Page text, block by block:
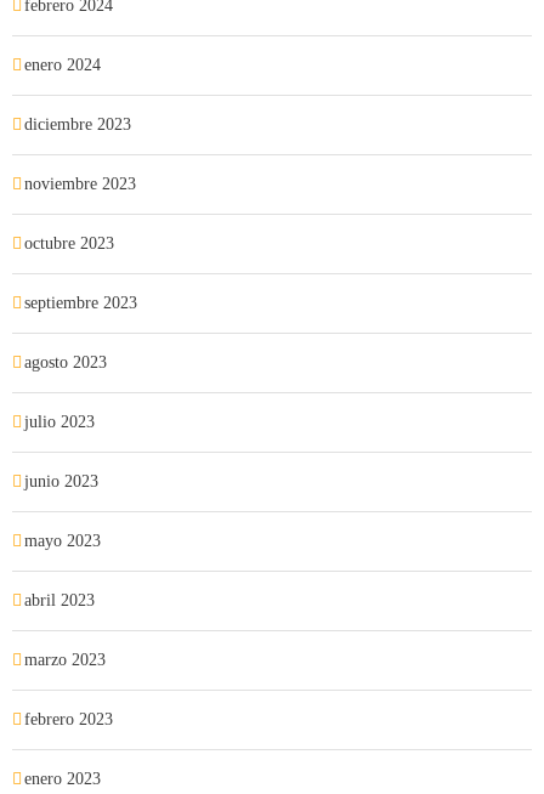
febrero 2024
enero 2024
diciembre 2023
noviembre 2023
octubre 2023
septiembre 2023
agosto 2023
julio 2023
junio 2023
mayo 2023
abril 2023
marzo 2023
febrero 2023
enero 2023